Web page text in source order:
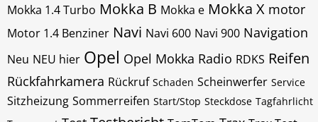
Mokka 1.4 Turbo Mokka B Mokka e Mokka X motor
Motor 1.4 Benziner Navi Navi 600 Navi 900 Navigation
Neu NEU hier Opel Opel Mokka Radio RDKS Reifen
Rückfahrkamera Rückruf Schaden Scheinwerfer Service
Sitzheizung Sommerreifen Start/Stop Steckdose Tagfahrlicht